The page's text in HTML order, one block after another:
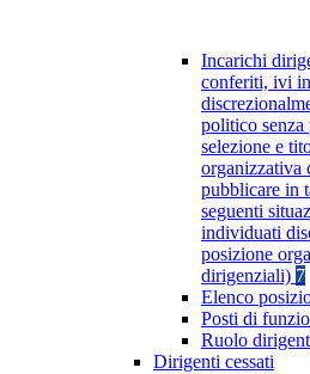
Incarichi
conferiti, ivi
politico senza
selezione e
organizzativa
pubblicare in
seguenti
individuati
posizione
dirigenziali) 7
Elenco
Posti di
Ruolo
Dirigenti cessati